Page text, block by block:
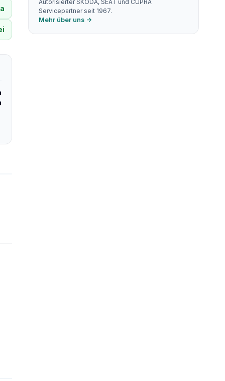
Autorisierter ŠKODA, SEAT und CUPRA
Servicepartner seit 1967.
Mehr über uns →